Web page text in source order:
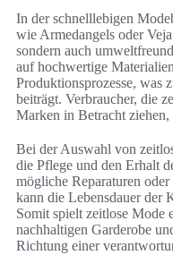
In der schnelllebigen
wie Armedangels oder
sondern auch
auf hochwertige
Produktionsprozesse, was
beiträgt. Verbraucher, die
Marken in Betracht
Bei der Auswahl von
die Pflege und den Erhalt
mögliche Reparaturen
kann die Lebensdauer der
Somit spielt zeitlose Mode
nachhaltigen Garderobe
Richtung einer